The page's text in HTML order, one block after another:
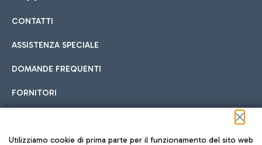
Cucina Internazionale
Hotel in aeroporto
Scegli l'alloggio più adatto e approfitta della vicinanza
all'aeroporto.
Car sharing
Con il Car Sharing è ancora più facile spostarsi
CONTATTI
ASSISTENZA SPECIALE
DOMANDE FREQUENTI
FORNITORI
Seguici sui social
Utilizziamo cookie di prima parte per il funzionamento del sito web